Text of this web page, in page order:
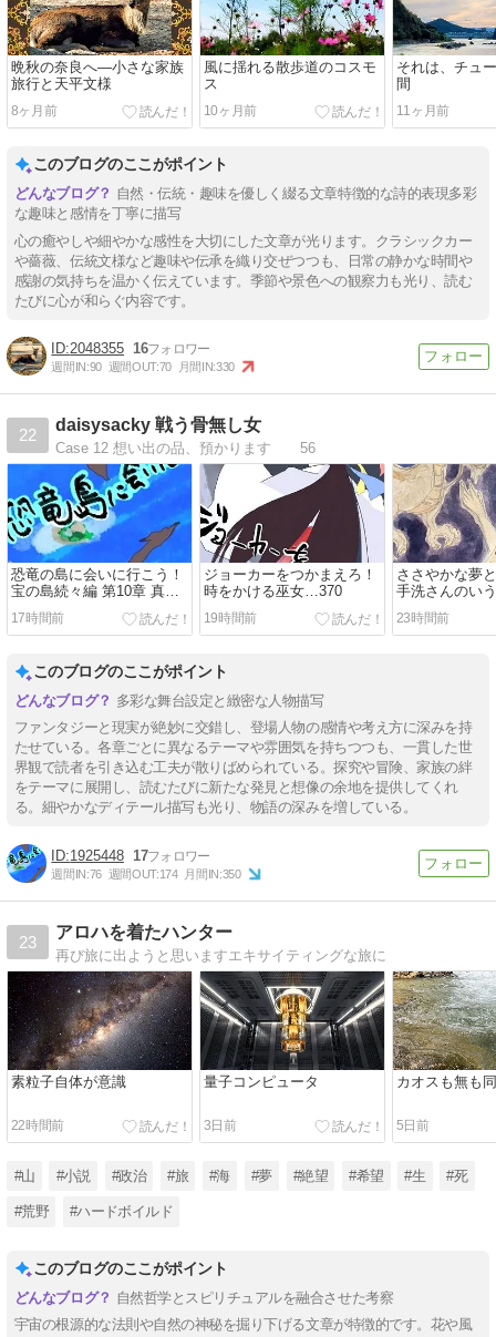
晩秋の奈良へ―小さな家族
旅行と天平文様
8ヶ月前
風に揺れる散歩道のコスモ
ス
10ヶ月前
それは、チュ
間
11ヶ月前
このブログのここがポイント
自然・伝統・趣味を優しく綴る文章特徴的な詩的表現多彩
な趣味と感情を丁寧に描写
心の癒やしや細やかな感性を大切にした文章が光ります。クラシックカー
や薔薇、伝統文様など趣味や伝承を織り交ぜつつも、日常の静かな時間や
感謝の気持ちを温かく伝えています。季節や景色への観察力も光り、読む
たびに心が和らぐ内容です。
2048355 16
週間IN:90 週間OUT:70 月間IN:330
22
daisysacky 戦う骨無し女
Case 12 想い出の品、預かります 56
恐竜の島に会いに行こう！
宝の島続々編 第10章 真の
ヒーローは誰だ？…106
17時間前
ジョーカーをつかまえろ！
時をかける巫女…370
19時間前
ささやかな夢
手洗さんのい
493
23時間前
このブログのここがポイント
多彩な舞台設定と緻密な人物描写
ファンタジーと現実が絶妙に交錯し、登場人物の感情や考え方に深みを持
たせている。各章ごとに異なるテーマや雰囲気を持ちつつも、一貫した世
界観で読者を引き込む工夫が散りばめられている。探究や冒険、家族の絆
をテーマに展開し、読むたびに新たな発見と想像の余地を提供してくれ
る。細やかなディテール描写も光り、物語の深みを増している。
1925448 17
週間IN:76 週間OUT:174 月間IN:350
23
アロハを着たハンター
再び旅に出ようと思いますエキサイティングな旅に
素粒子自体が意識
22時間前
量子コンピュータ
3日前
カオスも無も
5日前
#山 #小説 #政治 #旅 #海 #夢 #絶望 #希望 #生 #死
#荒野 #ハードボイルド
このブログのここがポイント
自然哲学とスピリチュアルを融合させた考察
宇宙の根源的な法則や自然の神秘を掘り下げる文章が特徴的です。花や風